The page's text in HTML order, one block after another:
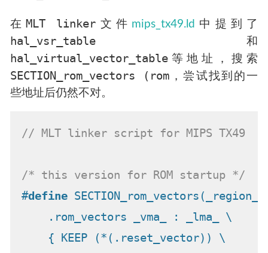
在 MLT linker 文件 mips_tx49.ld 中提到了
hal_vsr_table和
hal_virtual_vector_table等地址，搜索
SECTION_rom_vectors (rom，尝试找到的一
些地址后仍然不对。
// MLT linker script for MIPS TX49
/* this version for ROM startup */
#define
    .rom_vectors _vma_ : _lma_ \
    { KEEP (*(.reset_vector)) \